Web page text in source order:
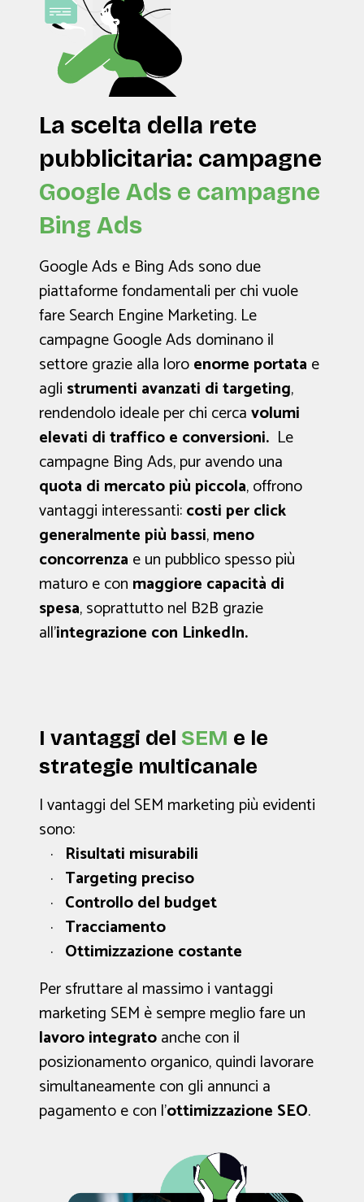
La scelta della rete
pubblicitaria: campagne
Google Ads e campagne
Bing Ads
Google Ads e Bing Ads sono due
piattaforme fondamentali per chi vuole
fare Search Engine Marketing. Le
campagne Google Ads dominano il
settore grazie alla loroenorme portata e
agli strumenti avanzati di targeting,
rendendolo ideale per chi cercavolumi
elevati di traffico e conversioni. Le
campagne Bing Ads, pur avendo una
quota di mercato più piccola, offrono
vantaggi interessanti:costi per click
generalmente più bassi,meno
concorrenza e un pubblico spesso più
maturo e con maggiore capacità di
spesa, soprattutto nel B2B grazie
all’integrazione con LinkedIn.
I vantaggi del SEM e le
strategie multicanale
I vantaggi del SEM marketing più evidenti
sono:
Risultati misurabili
Targeting preciso
Controllo del budget
Tracciamento
Ottimizzazione costante
Per sfruttare al massimo i vantaggi
marketing SEM è sempre meglio fare un
lavoro integratoanche con il
posizionamento organico, quindi lavorare
simultaneamente con gli annunci a
pagamento e con l’ottimizzazione SEO.